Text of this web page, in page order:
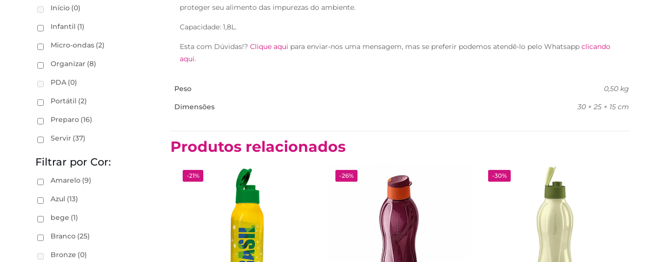
proteger seu alimento das impurezas do ambiente.
Capacidade: 1,8L.
Esta com Dúvidas!?Clique aqui para enviar-nos uma mensagem, mas se preferir podemos atendê-lo pelo Whatsappclicando
aqui.
Peso 0,50 kg
Dimensões 30 × 25 × 15 cm
Produtos relacionados
-21% -26% -30%
Início (0)
Infantil (1)
Micro-ondas (2)
Organizar (8)
PDA (0)
Portátil (2)
Preparo (16)
Servir (37)
Filtrar por Cor:
Amarelo (9)
Azul (13)
bege (1)
Branco (25)
Bronze (0)